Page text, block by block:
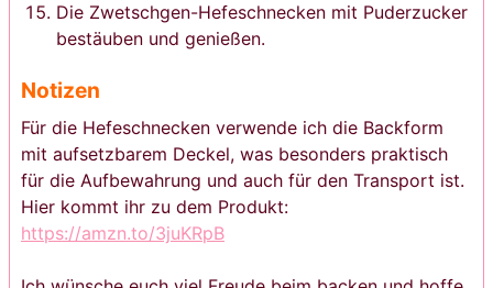
Die Zwetschgen-Hefeschnecken mit Puderzucker
bestäuben und genießen.
Notizen
Für die Hefeschnecken verwende ich die Backform
mit aufsetzbarem Deckel, was besonders praktisch
für die Aufbewahrung und auch für den Transport ist.
Hier kommt ihr zu dem Produkt:
https://amzn.to/3juKRpB